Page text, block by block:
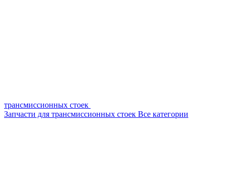
трансмиссионных стоек
Запчасти для трансмиссионных стоек Все категории